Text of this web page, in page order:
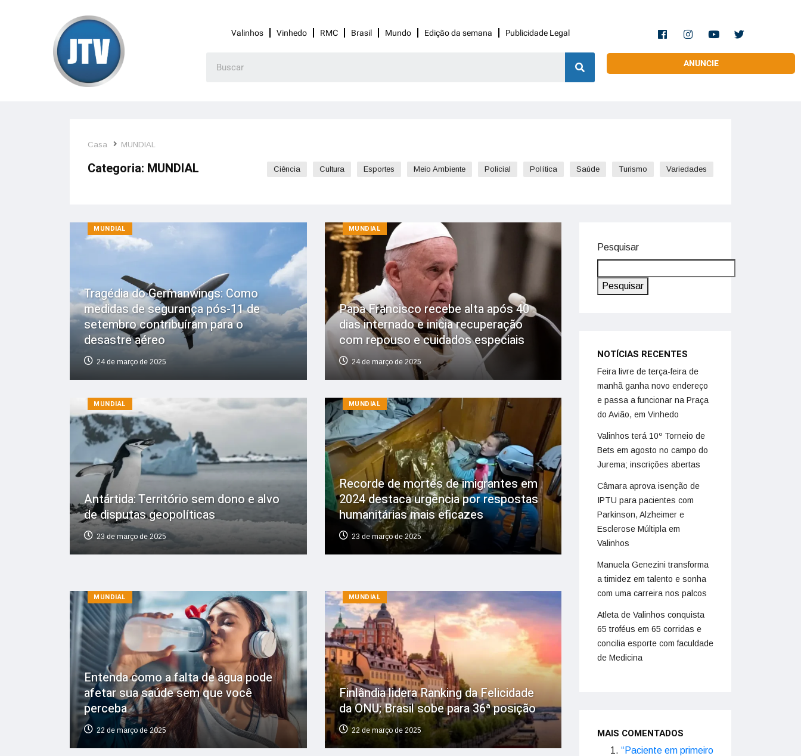
Valinhos Vinhedo RMC Brasil Mundo Edição da semana Publicidade Legal
ANUNCIE
Casa MUNDIAL
Categoria: MUNDIAL Ciência Cultura Esportes Meio Ambiente Policial Política Saúde Turismo Variedades
MUNDIAL
Tragédia do Germanwings: Como
medidas de segurança pós-11 de
setembro contribuíram para o
desastre aéreo
24 de março de 2025
MUNDIAL
Papa Francisco recebe alta após 40
dias internado e inicia recuperação
com repouso e cuidados especiais
24 de março de 2025
MUNDIAL
Antártida: Território sem dono e alvo
de disputas geopolíticas
23 de março de 2025
MUNDIAL
Recorde de mortes de imigrantes em
2024 destaca urgência por respostas
humanitárias mais eficazes
23 de março de 2025
MUNDIAL
Entenda como a falta de água pode
afetar sua saúde sem que você
perceba
22 de março de 2025
MUNDIAL
Finlândia lidera Ranking da Felicidade
da ONU; Brasil sobe para 36ª posição
22 de março de 2025
Pesquisar
Pesquisar
NOTÍCIAS RECENTES
Feira livre de terça-feira de
manhã ganha novo endereço
e passa a funcionar na Praça
do Avião, em Vinhedo
Valinhos terá 10º Torneio de
Bets em agosto no campo do
Jurema; inscrições abertas
Câmara aprova isenção de
IPTU para pacientes com
Parkinson, Alzheimer e
Esclerose Múltipla em
Valinhos
Manuela Genezini transforma
a timidez em talento e sonha
com uma carreira nos palcos
Atleta de Valinhos conquista
65 troféus em 65 corridas e
concilia esporte com faculdade
de Medicina
MAIS COMENTADOS
“Paciente em primeiro